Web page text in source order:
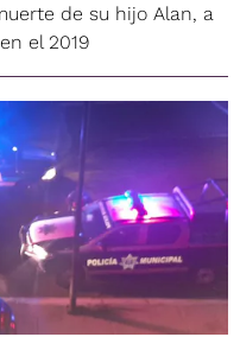
de su hijo Alan, a
el 2019